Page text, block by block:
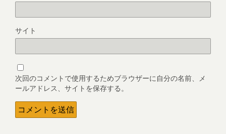
サイト
次回のコメントで使用するためブラウザーに自分の名前、メ
ールアドレス、サイトを保存する。